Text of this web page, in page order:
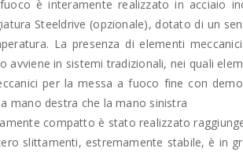
è interamente realizzato in acciaio
Steeldrive (opzionale), dotato di un
La presenza di elementi
avviene in sistemi tradizionali, nei quali
per la messa a fuoco fine con
mano destra che la mano sinistra
compatto è stato realizzato
slittamenti, estremamente stabile, è in